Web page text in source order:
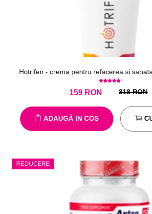
Hotrifen - crema pentru refacerea si
RON
159 318 RON
ADAUGĂ IN COŞ
REDUCERE